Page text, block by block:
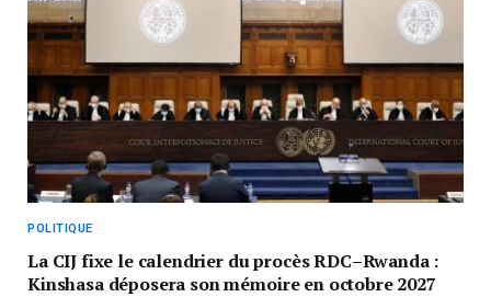
POLITIQUE
La CIJ fixe le calendrier du procès RDC–Rwanda :
Kinshasa déposera son mémoire en octobre 2027